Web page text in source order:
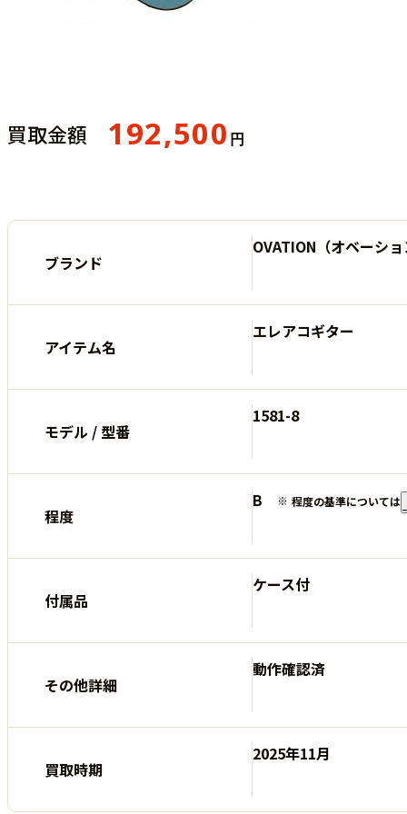
買取金額 192,500 円
ブランド
OVATION（オベーシ
アイテム名
エレアコギター
モデル / 型番
1581-8
程度
B 程度の基準については
付属品
ケース付
その他詳細
動作確認済
買取時期
2025年11月